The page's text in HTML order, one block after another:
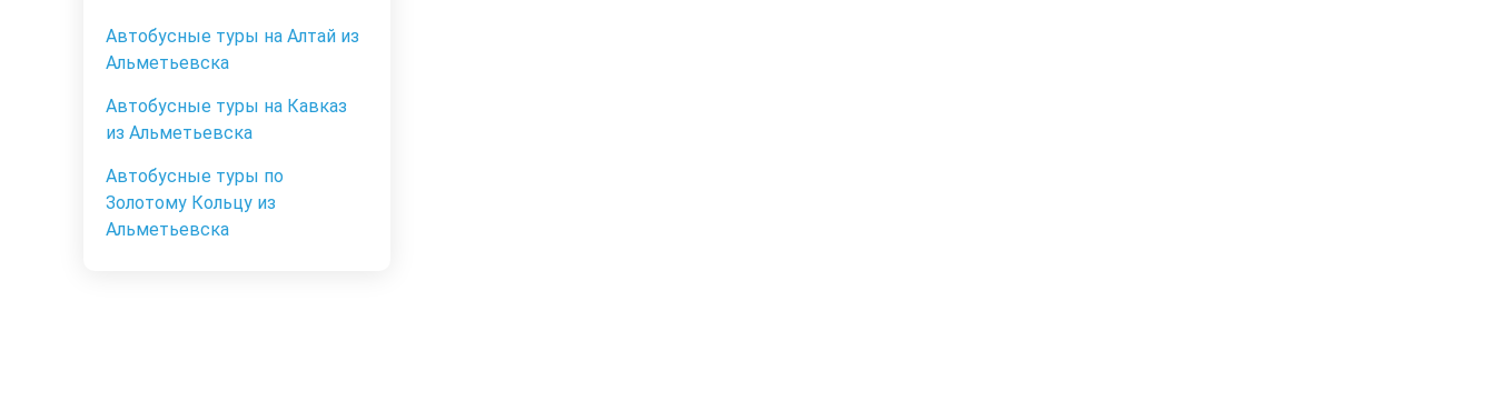
Автобусные туры на Алтай из
Альметьевска
Автобусные туры на Кавказ
из Альметьевска
Автобусные туры по
Золотому Кольцу из
Альметьевска